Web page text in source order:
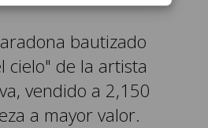
bautizado
cielo" de la artista
vendido a 2,150
a mayor valor.